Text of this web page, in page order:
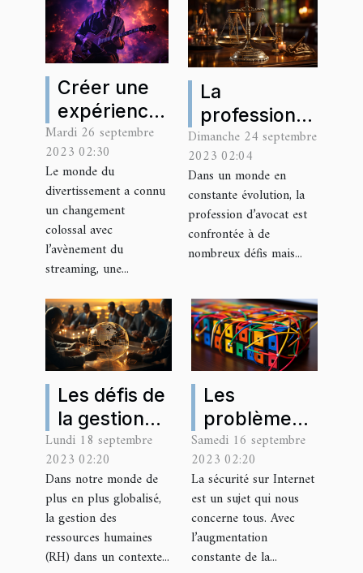
Créer une
expérience
immersive
avec le
streaming
Mardi 26 septembre
2023 02:30
Le monde du
divertissement a connu
un changement
colossal avec
l’avènement du
streaming, une...
La
profession
d'avocat –
défis et
opportunités
Dimanche 24 septembre
2023 02:04
Dans un monde en
constante évolution, la
profession d’avocat est
confrontée à de
nombreux défis mais...
Les défis de
la gestion
des
ressources
humaines
dans un
contexte
international
Lundi 18 septembre
2023 02:20
Dans notre monde de
plus en plus globalisé,
la gestion des
ressources humaines
(RH) dans un contexte...
Les
problèmes
de sécurité
courants
avec le DNS
et comment
les résoudre
Samedi 16 septembre
2023 02:20
La sécurité sur Internet
est un sujet qui nous
concerne tous. Avec
l’augmentation
constante de la...